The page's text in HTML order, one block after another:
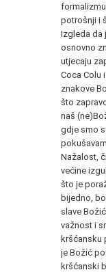
potrošnji i
Izgleda da
osnovno
utjecaju
Coca Colu
znakove
što
naš
gdje smo
Nažalost,
većine
što je
bijedno,
slave
važnost i
kršćansku
je Božić
kršćanski